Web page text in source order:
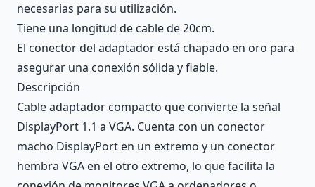
necesarias para su utilización.
Tiene una longitud de cable de 20cm.
El conector del adaptador está chapado en oro para
asegurar una conexión sólida y fiable.
Descripción
Cable adaptador compacto que convierte la señal
DisplayPort 1.1 a VGA. Cuenta con un conector
macho DisplayPort en un extremo y un conector
hembra VGA en el otro extremo, lo que facilita la